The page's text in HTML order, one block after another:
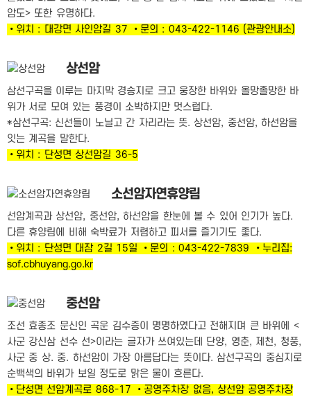
암도> 또한 유명하다.
•위치 : 대강면 사인암길 37 •문의 : 043-422-1146 (관광안내소)
상선암
삼선구곡을 이루는 마지막 경승지로 크고 웅장한 바위와 올망졸망한 바
위가 서로 모여 있는 풍경이 소박하지만 멋스럽다.
*삼선구곡: 신선들이 노닐고 간 자리라는 뜻. 상선암, 중선암, 하선암을
잇는 계곡을 말한다.
•위치 : 단성면 상선암길 36-5
소선암자연휴양림
선암계곡과 상선암, 중선암, 하선암을 한눈에 볼 수 있어 인기가 높다.
다른 휴양림에 비해 숙박료가 저렴하고 피서를 즐기기도 좋다.
•위치 : 단성면 대잠 2길 15일 •문의 : 043-422-7839 •누리집:
sof.cbhuyang.go.kr
중선암
조선 효종조 문신인 곡운 김수증이 명명하였다고 전해지며 큰 바위에 <
사군 강신삼 선수 선>이라는 글자가 쓰여있는데 단양, 영춘, 제천, 청풍,
사군 중 상. 중. 하선암이 가장 아름답다는 뜻이다. 삼선구곡의 중심지로
순백색의 바위가 보일 정도로 맑은 물이 흐른다.
•단성면 선암계곡로 868-17 •공영주차장 없음, 상선암 공영주차장